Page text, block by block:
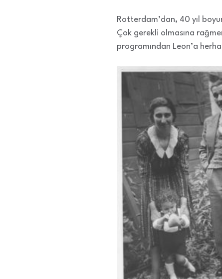
Rotterdam’dan, 40 yıl
Çok gerekli olmasına
programından Leon’a